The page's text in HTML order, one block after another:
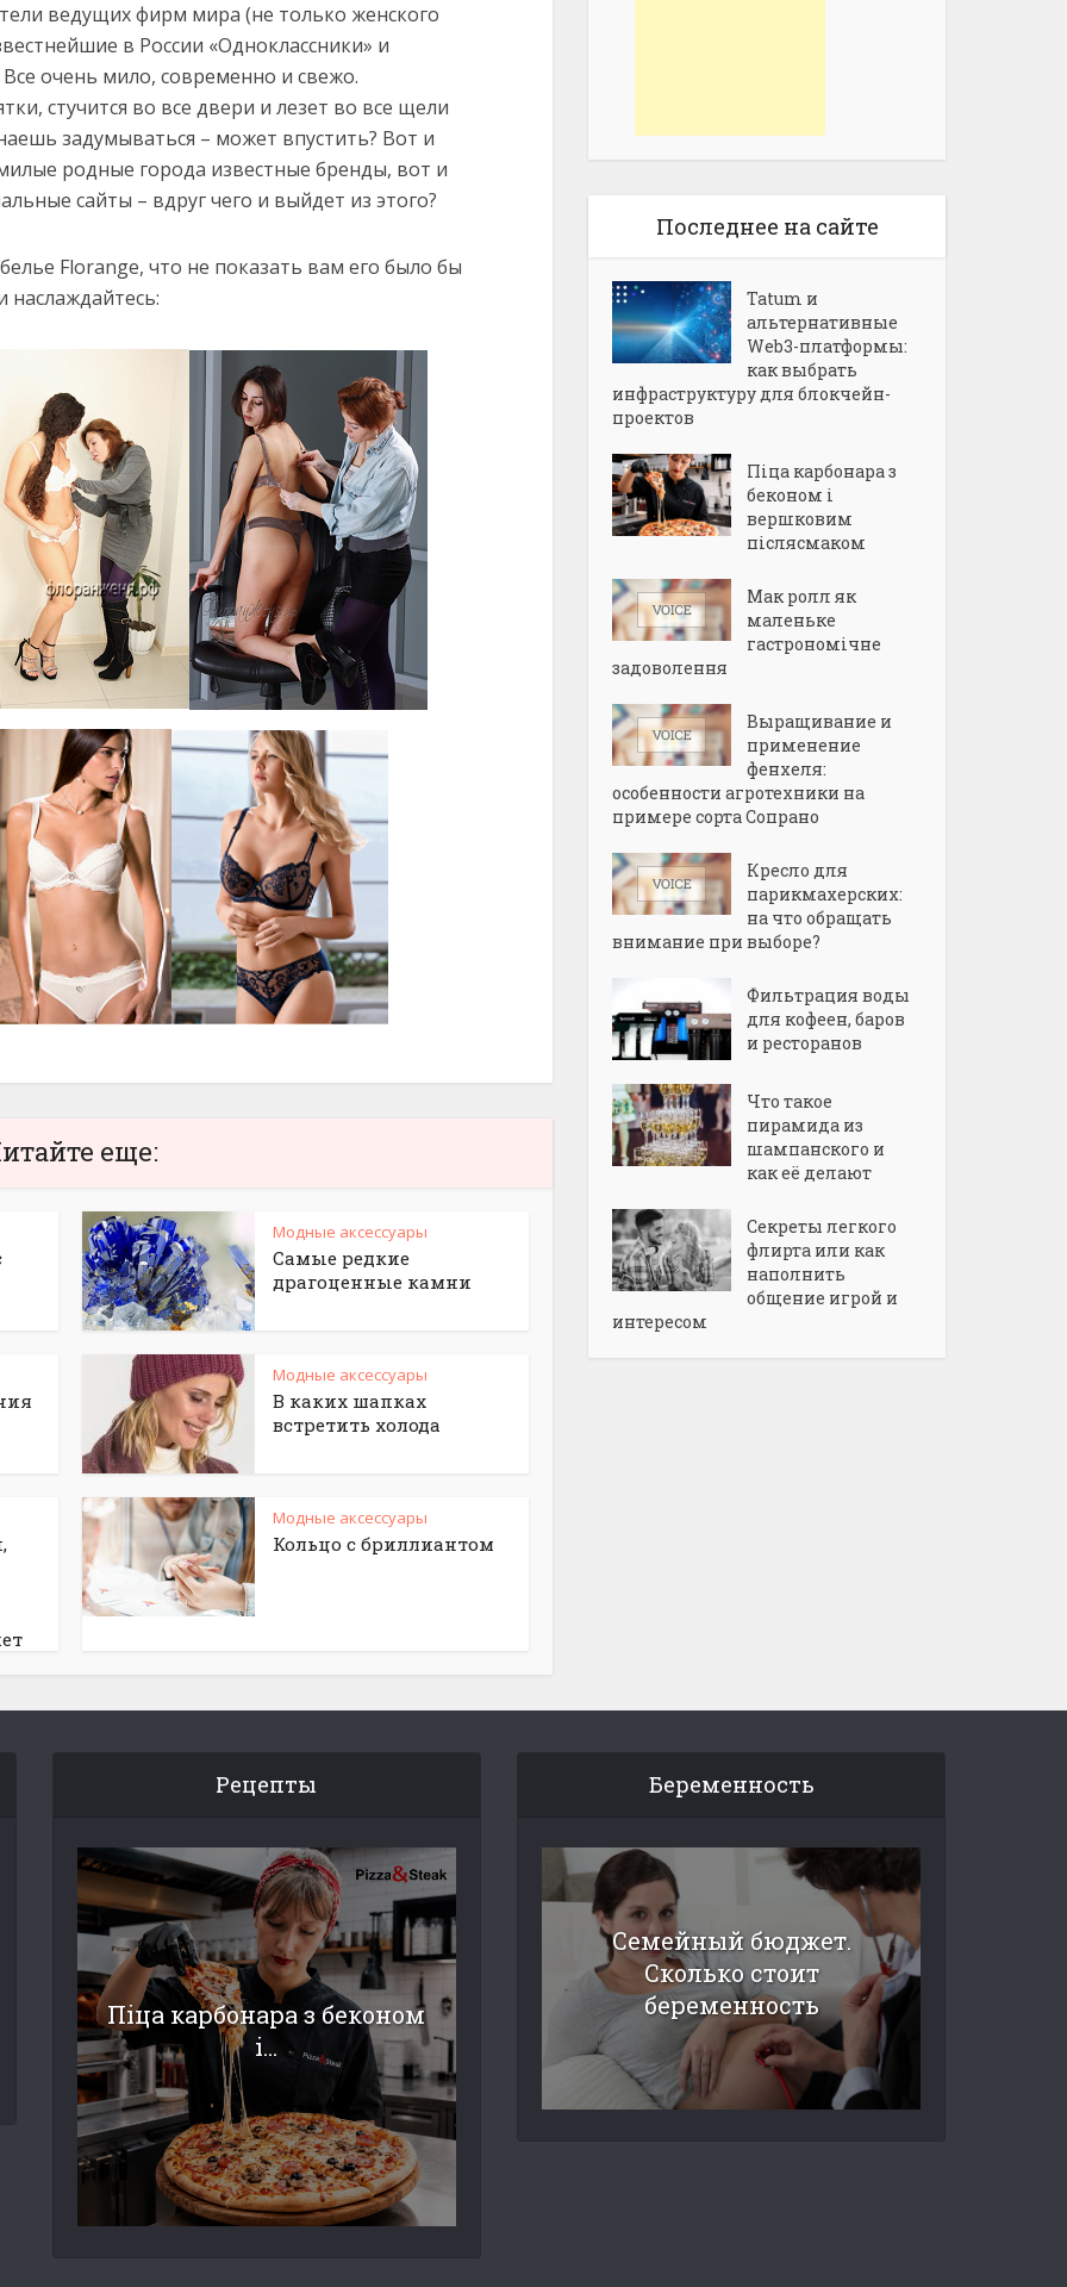
ведущих фирм мира (не только женского
в России «Одноклассники» и
очень мило, современно и свежо.
стучится во все двери и лезет во все щели
задумываться – может впустить? Вот и
родные города известные бренды, вот и
сайты – вдруг чего и выйдет из этого?
Florange, что не показать вам его было бы
еще:
Модные аксессуары
Самые редкие
драгоценные камни
Модные аксессуары
В каких шапках
встретить холода
Модные аксессуары
Кольцо с бриллиантом
Последнее на сайте
Tatum и
альтернативные
Web3-платформы:
как выбрать
инфраструктуру для блокчейн-
проектов
Піца карбонара з
беконом і
вершковим
післясмаком
Мак ролл як
маленьке
гастрономічне
задоволення
Выращивание и
применение
фенхеля:
особенности агротехники на
примере сорта Сопрано
Кресло для
парикмахерских:
на что обращать
внимание при выборе?
Фильтрация воды
для кофеен, баров
и ресторанов
Что такое
пирамида из
шампанского и
как её делают
Секреты легкого
флирта или как
наполнить
общение игрой и
интересом
Рецепты
Піца карбонара з беконом
і...
Беременность
Семейный бюджет.
Сколько стоит
беременность